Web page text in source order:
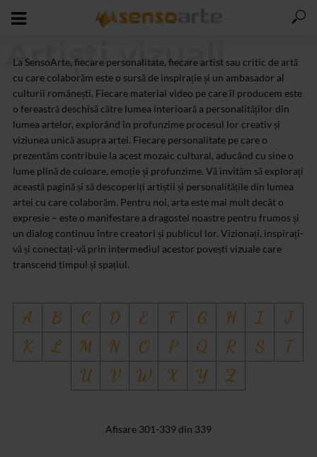
Artiști vizuali
La SensoArte, fiecare personalitate, fiecare artist sau critic de artă
cu care colaborăm este o sursă de inspirație și un ambasador al
culturii românești. Fiecare material video pe care îl producem este
o fereastră deschisă către lumea interioară a personalităților din
lumea artelor, explorând în profunzime procesul lor creativ și
viziunea unică asupra artei. Fiecare personalitate pe care o
prezentăm contribuie la acest mozaic cultural, aducând cu sine o
lume plină de culoare, emoție și profunzime. Vă invităm să explorați
această pagină și să descoperiți artiștii și personalitățile din lumea
artei cu care colaborăm. Pentru noi, arta este mai mult decât o
expresie – este o manifestare a dragostei noastre pentru frumos și
un dialog continuu între creatori și publicul lor. Vizionați, inspirați-
vă și conectați-vă prin intermediul acestor povești vizuale care
transcend timpul și spațiul.
A B C D E F G H I
J
K
L M N O P Q R S
T
U
V W X Y Z
Afisare 301-339 din 339